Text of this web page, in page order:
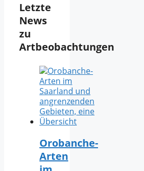
Letzte
News
zu
Artbeobachtungen
Orobanche-
Arten